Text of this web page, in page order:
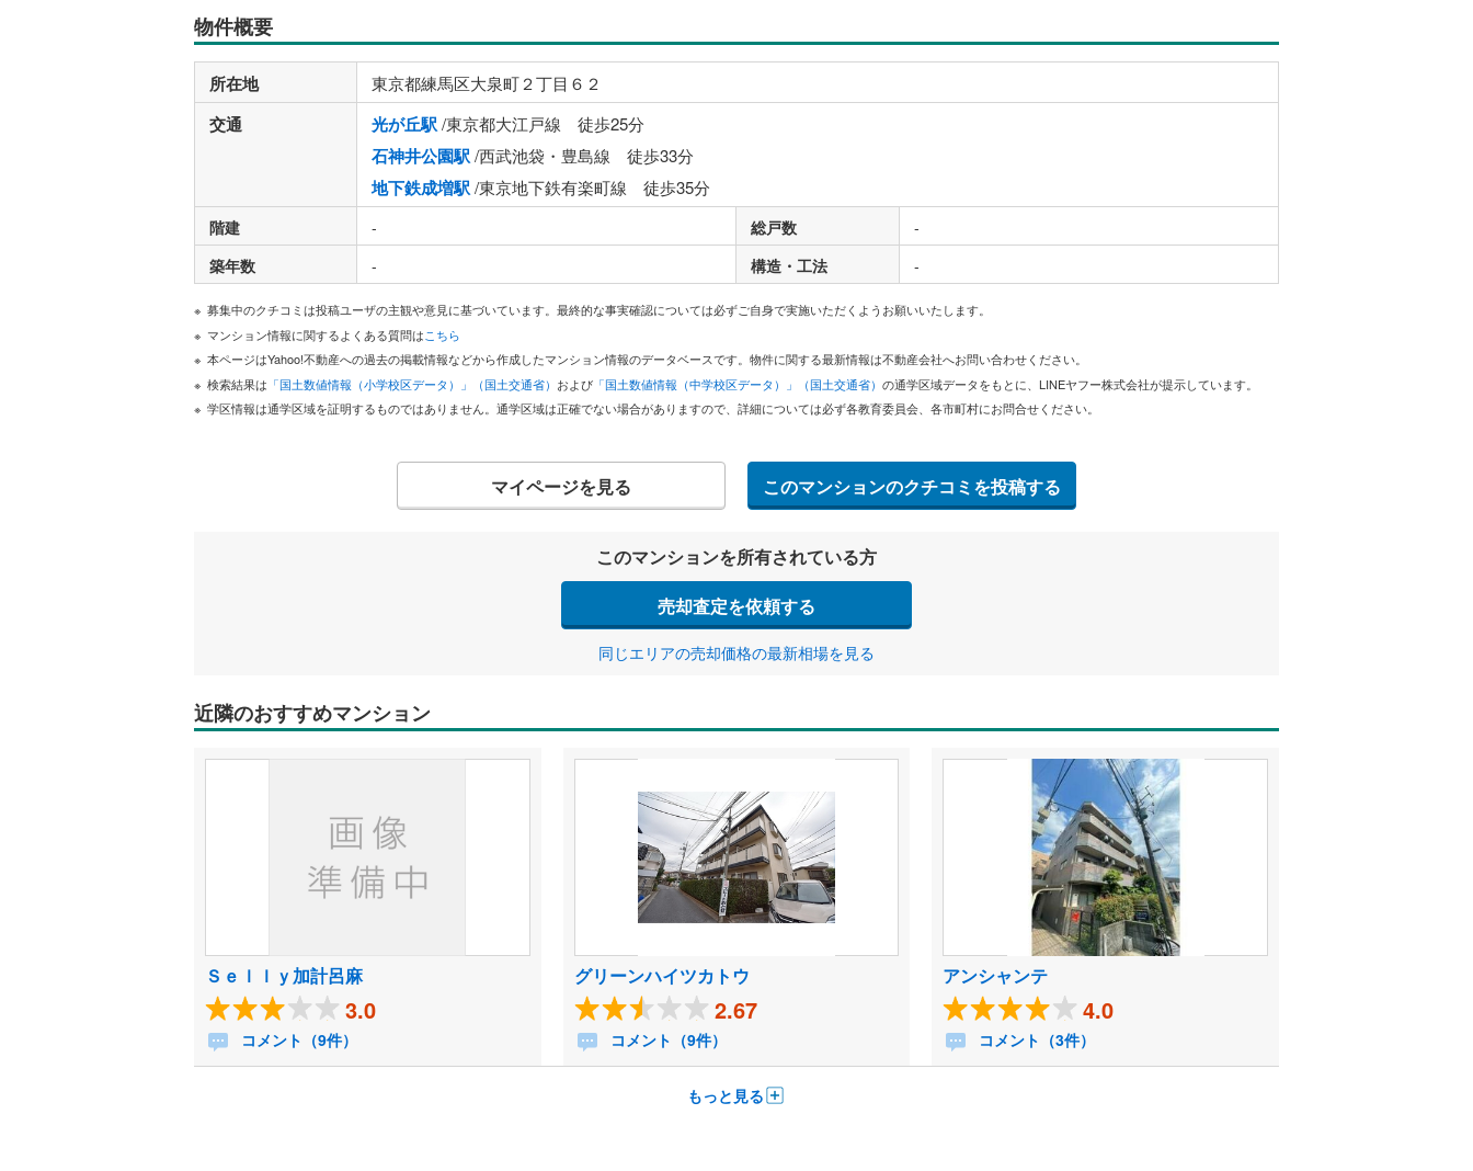
物件概要
所在地 東京都練馬区大泉町２丁目６２
交通 光が丘駅/東京都大江戸線 徒歩25分
石神井公園駅/西武池袋・豊島線 徒歩33分
地下鉄成増駅/東京地下鉄有楽町線 徒歩35分
階建 - 総戸数
-
築年数
- 構造・工法 -
募集中のクチコミは投稿ユーザの主観や意見に基づいています。最終的な事実確認については必ずご自身で実施いただくようお願いいたします。
マンション情報に関するよくある質問はこちら
本ページはYahoo!不動産への過去の掲載情報などから作成したマンション情報のデータベースです。物件に関する最新情報は不動産会社へお問い合わせください。
検索結果は 「国土数値情報（小学校区データ）」（国土交通省） および 「国土数値情報（中学校区データ）」（国土交通省） の通学区域データをもとに、LINEヤフー株式会社が提示しています。
学区情報は通学区域を証明するものではありません。通学区域は正確でない場合がありますので、詳細については必ず各教育委員会、各市町村にお問合せください。
マイページを見る このマンションのクチコミを投稿する
このマンションを所有されている方
売却査定を依頼する
同じエリアの売却価格の最新相場を見る
近隣のおすすめマンション
Ｓｅｌｌｙ加計呂麻
3.0
コメント（9件）
グリーンハイツカトウ
2.67
コメント（9件）
アンシャンテ
4.0
コメント（3件）
もっと見る